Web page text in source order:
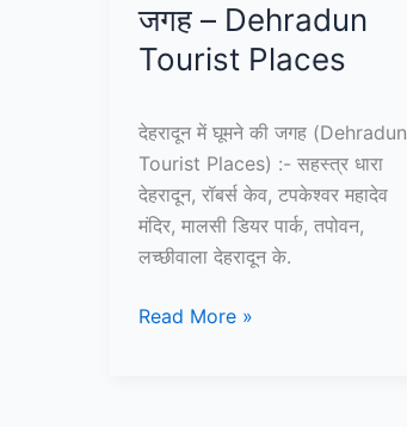
जगह – Dehradun
Tourist Places
देहरादून में घूमने की जगह (Dehradun
Tourist Places) :- सहस्त्र धारा
देहरादून, रॉबर्स केव, टपकेश्वर महादेव
मंदिर, मालसी डियर पार्क, तपोवन,
लच्छीवाला देहरादून के.
10+
Read More »